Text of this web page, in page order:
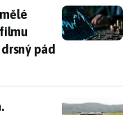
inteligence?
pád
Autonomní drony si